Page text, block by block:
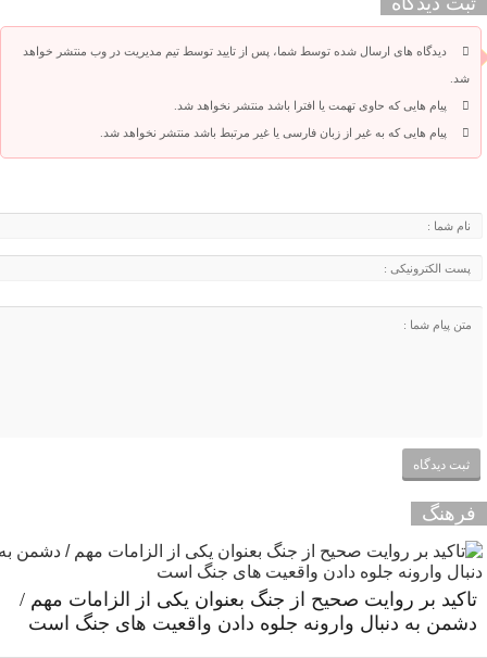
دیدگاه های ارسال شده توسط شما، پس از تایید توسط تیم مدیریت در وب منتشر خواهد
شد.
پیام هایی که حاوی تهمت یا افترا باشد منتشر نخواهد شد.
پیام هایی که به غیر از زبان فارسی یا غیر مرتبط باشد منتشر نخواهد شد.
فرهنگ
تاکید بر روایت صحیح از جنگ بعنوان یکی از الزامات مهم /
دشمن به دنبال وارونه جلوه دادن واقعیت های جنگ است